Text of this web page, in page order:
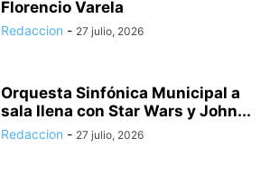
Florencio Varela
Redaccion - 27 julio, 2026
Orquesta Sinfónica Municipal a
sala llena con Star Wars y John...
Redaccion - 27 julio, 2026